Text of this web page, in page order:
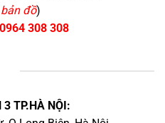
đồ)
0964 308 308
3 TP.HÀ NỘI: